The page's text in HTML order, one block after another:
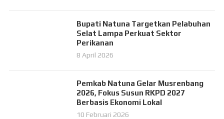
Bupati Natuna Targetkan Pelabuhan
Selat Lampa Perkuat Sektor
Perikanan
8 April 2026
Pemkab Natuna Gelar Musrenbang
2026, Fokus Susun RKPD 2027
Berbasis Ekonomi Lokal
10 Februari 2026